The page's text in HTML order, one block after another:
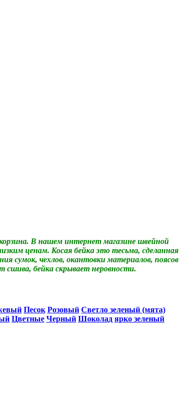
В нашем интернет магазине швейной
ценам. Косая бейка это тесьма, сделанная
сумок, чехлов, окантовки материалов, поясов
сшива, бейка скрывает неровности.
Песок Розовый Светло зеленый (мята)
Цветные Черный Шоколад ярко зеленый